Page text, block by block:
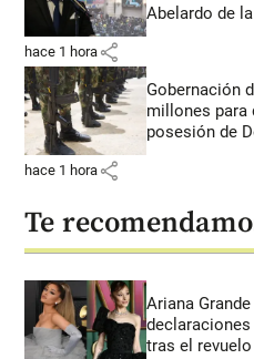
Abelardo de
hace 1 hora share
Gobernación
millones para
posesión de
hace 1 hora share
Te
Ariana
tras el